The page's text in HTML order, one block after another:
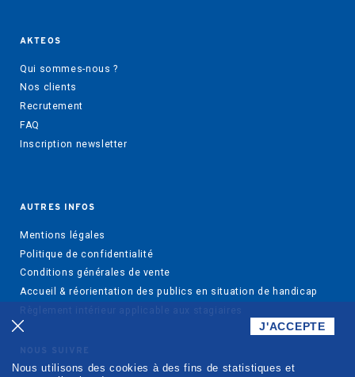
AKTEOS
Qui sommes-nous ?
Nos clients
Recrutement
FAQ
Inscription newsletter
AUTRES INFOS
Mentions légales
Politique de confidentialité
Conditions générales de vente
Accueil & réorientation des publics en situation de handicap
Règlement intérieur applicable aux stagiaires
NOUS SUIVRE
Nous utilisons des cookies à des fins de statistiques et
J'ACCEPTE